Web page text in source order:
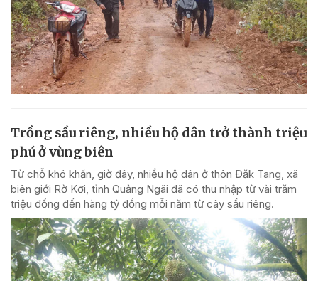
Trồng sầu riêng, nhiều hộ dân trở thành triệu
phú ở vùng biên
Từ chỗ khó khăn, giờ đây, nhiều hộ dân ở thôn Đăk Tang, xã
biên giới Rờ Kơi, tỉnh Quảng Ngãi đã có thu nhập từ vài trăm
triệu đồng đến hàng tỷ đồng mỗi năm từ cây sầu riêng.